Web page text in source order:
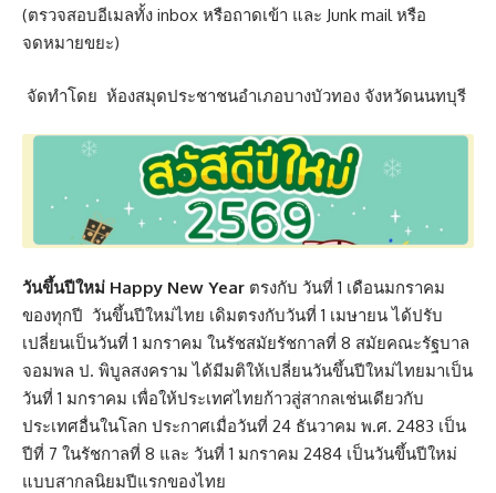
(ตรวจสอบอีเมลทั้ง inbox หรือถาดเข้า และ Junk mail หรือ
จดหมายขยะ)
จัดทำโดย ห้องสมุดประชาชนอำเภอบางบัวทอง จังหวัดนนทบุรี
วันขึ้นปีใหม่ Happy New Year ตรงกับ วันที่ 1 เดือนมกราคม
ของทุกปี วันขึ้นปีใหม่ไทย เดิมตรงกับวันที่ 1 เมษายน ได้ปรับ
เปลี่ยนเป็นวันที่ 1 มกราคม ในรัชสมัยรัชกาลที่ 8 สมัยคณะรัฐบาล
จอมพล ป. พิบูลสงคราม ได้มีมติให้เปลี่ยนวันขึ้นปีใหม่ไทยมาเป็น
วันที่ 1 มกราคม เพื่อให้ประเทศไทยก้าวสู่สากลเช่นเดียวกับ
ประเทศอื่นในโลก ประกาศเมื่อวันที่ 24 ธันวาคม พ.ศ. 2483 เป็น
ปีที่ 7 ในรัชกาลที่ 8 และ วันที่ 1 มกราคม 2484 เป็นวันขึ้นปีใหม่
แบบสากลนิยมปีแรกของไทย